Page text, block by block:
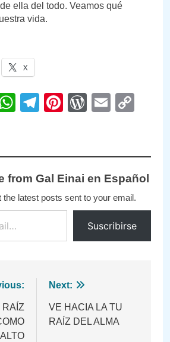
ella del todo. Veamos qué
vida.
X
LinkedIn
WhatsApp
Telegram
PinterestEmail
from Gal Einai en Español
the latest posts sent to your email.
Suscribirse
RAÍZ
Next:
VE HACIA LA TU
RAÍZ DEL ALMA